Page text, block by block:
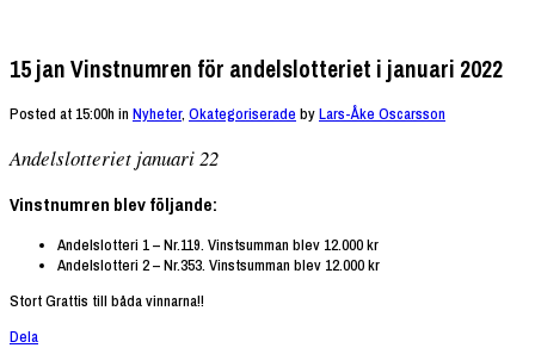
15 janVinstnumren för andelslotteriet i januari 2022
Posted at 15:00h in Nyheter, Okategoriserade byLars-Åke Oscarsson
Andelslotteriet januari 22
Vinstnumren blev följande:
Andelslotteri 1 – Nr.119. Vinstsumman blev 12.000 kr
Andelslotteri 2 – Nr.353. Vinstsumman blev 12.000 kr
Stort Grattis till båda vinnarna!!
Dela